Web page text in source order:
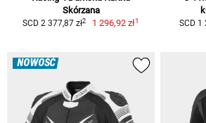
Skórzana
SCD 2 377,87 zł2 1 296,92 zł1 SCD 1
NOWOŚĆ